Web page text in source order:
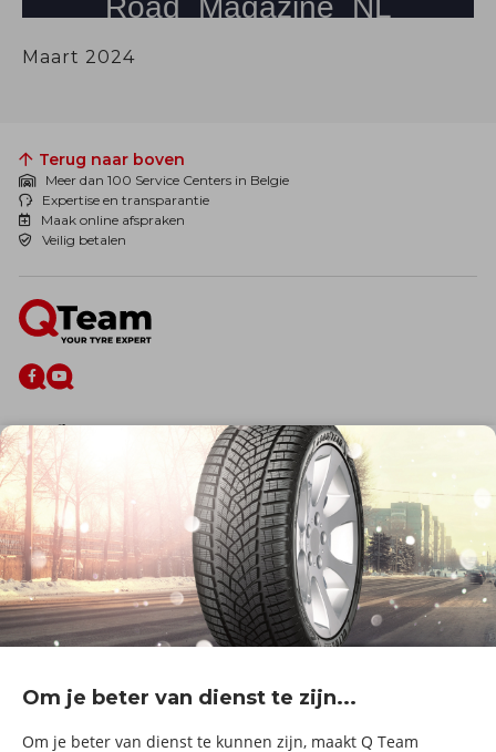
Om je beter van dienst te zijn...
Om je beter van dienst te kunnen zijn, maakt Q Team
Maart 2024
Terug naar boven
Meer dan 100 Service Centers in Belgie
Expertise en transparantie
Maak online afspraken
Veilig betalen
De firma
Wie zijn wij?
Blog
Onze dienstverlening
Banden
Velgen
Diensten
Afspraak Maken
Informatie over
Professionele voertuigen
B2Bassistance
Werken bij QTeam